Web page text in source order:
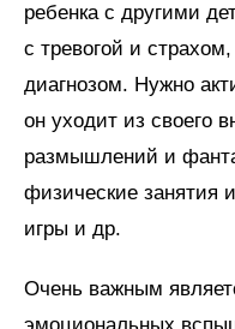
ребенка с другими
с тревогой и
диагнозом. Нужно
он уходит из своего
размышлений и
физические занятия
игры и др.
Очень важным